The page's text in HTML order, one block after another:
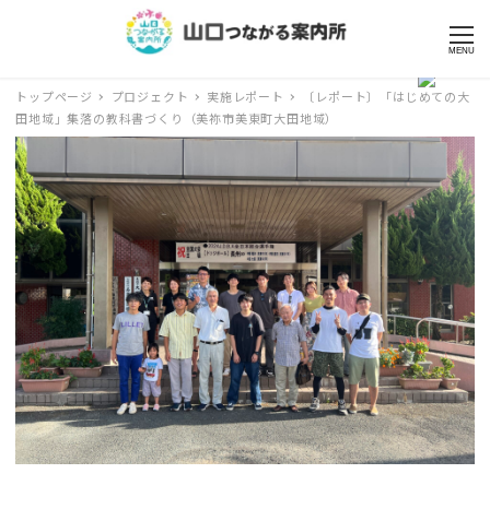
MENU
トップページ プロジェクト 実施レポート
〔レポート〕「はじめての大
田地域」集落の教科書づくり（美祢市美東町大田地域）